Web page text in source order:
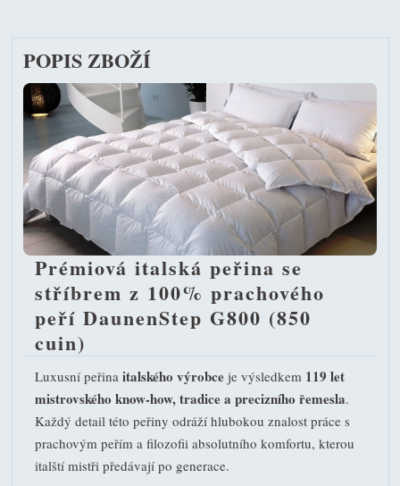
POPIS ZBOŽÍ
Prémiová italská peřina se
stříbrem z 100% prachového
peří DaunenStep G800 (850
cuin)
Luxusní peřina italského výrobceje výsledkem 119 let
mistrovského know-how, tradice a precizního řemesla.
Každý detail této peřiny odráží hlubokou znalost práce s
prachovým peřím a filozofii absolutního komfortu, kterou
italští mistři předávají po generace.